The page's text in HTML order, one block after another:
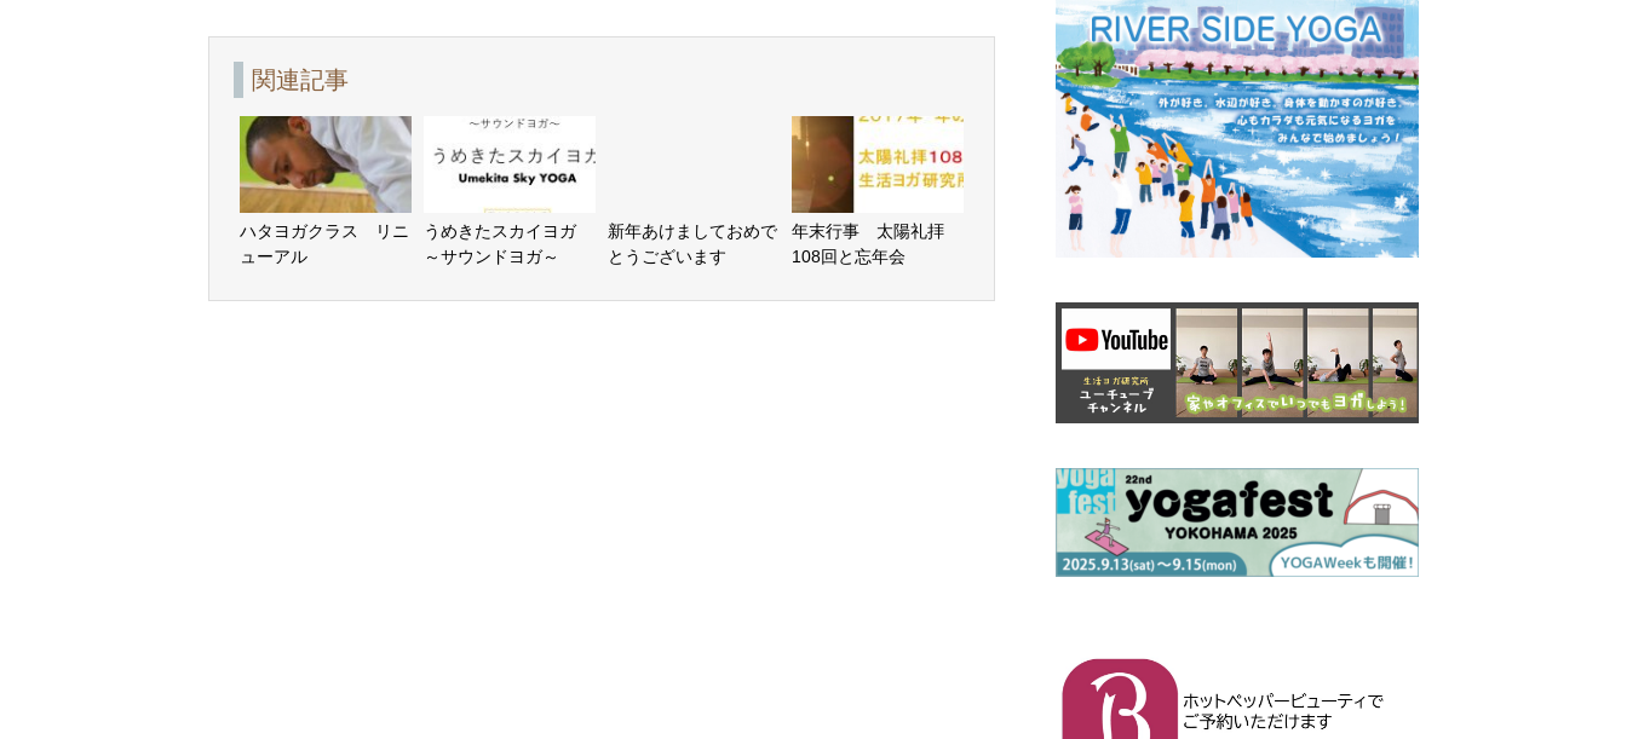
関連記事
ハタヨガクラス リニ
ューアル
うめきたスカイヨガ
～サウンドヨガ～
新年あけましておめで
とうございます
年末行事 太陽礼拝
108回と忘年会